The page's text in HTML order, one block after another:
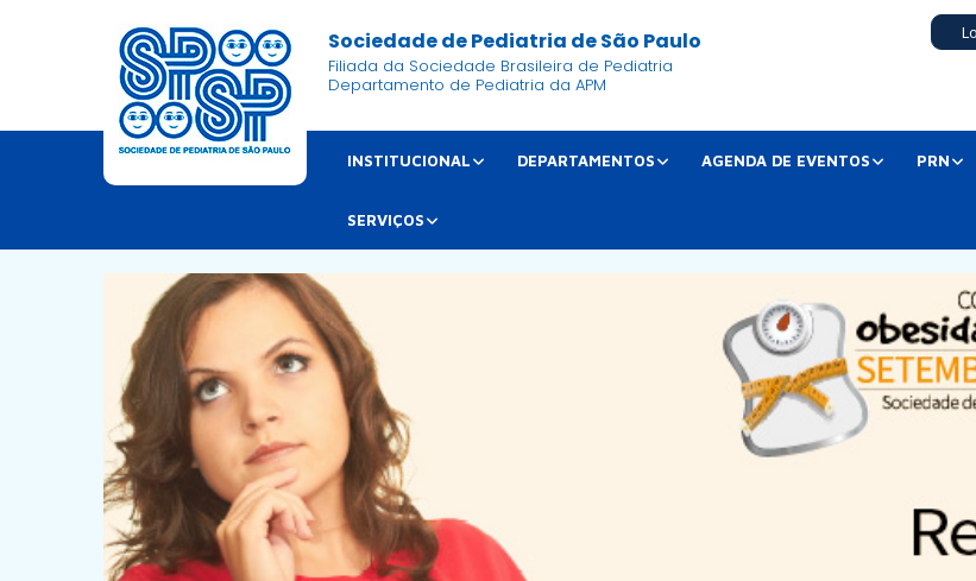
Sociedade de Pediatria de São Paulo
Filiada da Sociedade Brasileira de Pediatria
Departamento de Pediatria da APM
INSTITUCIONAL DEPARTAMENTOS AGENDA DE EVENTOS PRN
SERVIÇOS